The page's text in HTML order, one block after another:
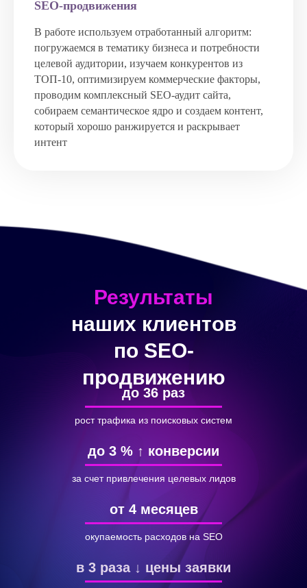
SEO-продвижения
В работе используем отработанный алгоритм:
погружаемся в тематику бизнеса и потребности
целевой аудитории, изучаем конкурентов из
ТОП-10, оптимизируем коммерческие факторы,
проводим комплексный SEO-аудит сайта,
собираем семантическое ядро и создаем контент,
который хорошо ранжируется и раскрывает
интент
до 36 раз
рост трафика из поисковых систем
до 3 % ↑ конверсии
за счет привлечения целевых лидов
от 4 месяцев
окупаемость расходов на SEO
в 3 раза ↓ цены заявки
Результаты
наших клиентов
по SЕО-
продвижению